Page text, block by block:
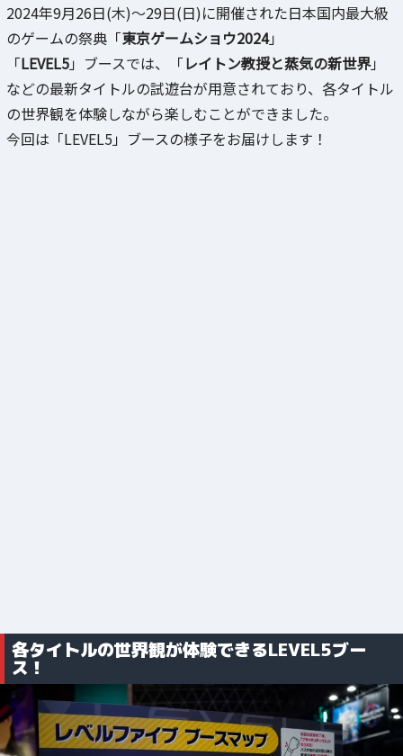
2024年9月26日(木)～29日(日)に開催された日本国内最大級
のゲームの祭典「東京ゲームショウ2024」
「LEVEL5」ブースでは、「レイトン教授と蒸気の新世界」
などの最新タイトルの試遊台が用意されており、各タイトル
の世界観を体験しながら楽しむことができました。
今回は「LEVEL5」ブースの様子をお届けします！
各タイトルの世界観が体験できるLEVEL5ブー
ス！